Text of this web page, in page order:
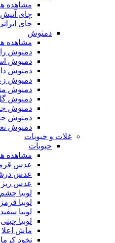
مشاهده
چای آتیش
چای
دمنوش
مشاهده
دمنوش
دمنوش
دمنوش
دمنوش
دمنوش
دمنوش
دمنوش
دمنوش
دمنوش
غلات و حبوبات
حبوبات
مشاهده
عدس
عدس
عدس ریز
لوبیا
لوبیا قرمز
لوبیا سفید
لوبیا چیتی
ماش اعلا
نخود